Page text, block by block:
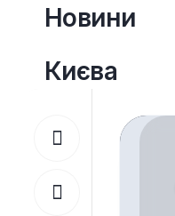
ПерейтиНовини
Києва